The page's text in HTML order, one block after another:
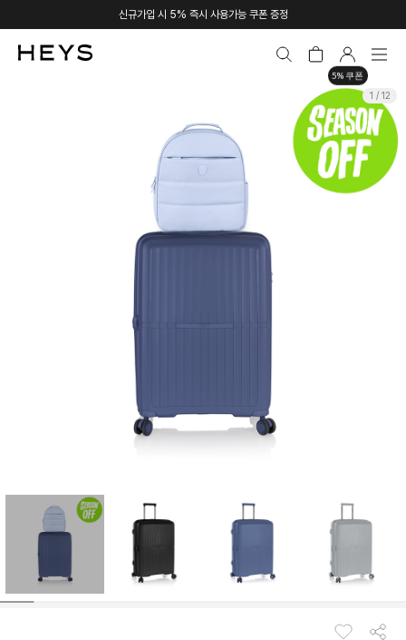
신규가입 시 5% 즉시 사용가능 쿠폰 증정
5% 쿠폰
1 / 12